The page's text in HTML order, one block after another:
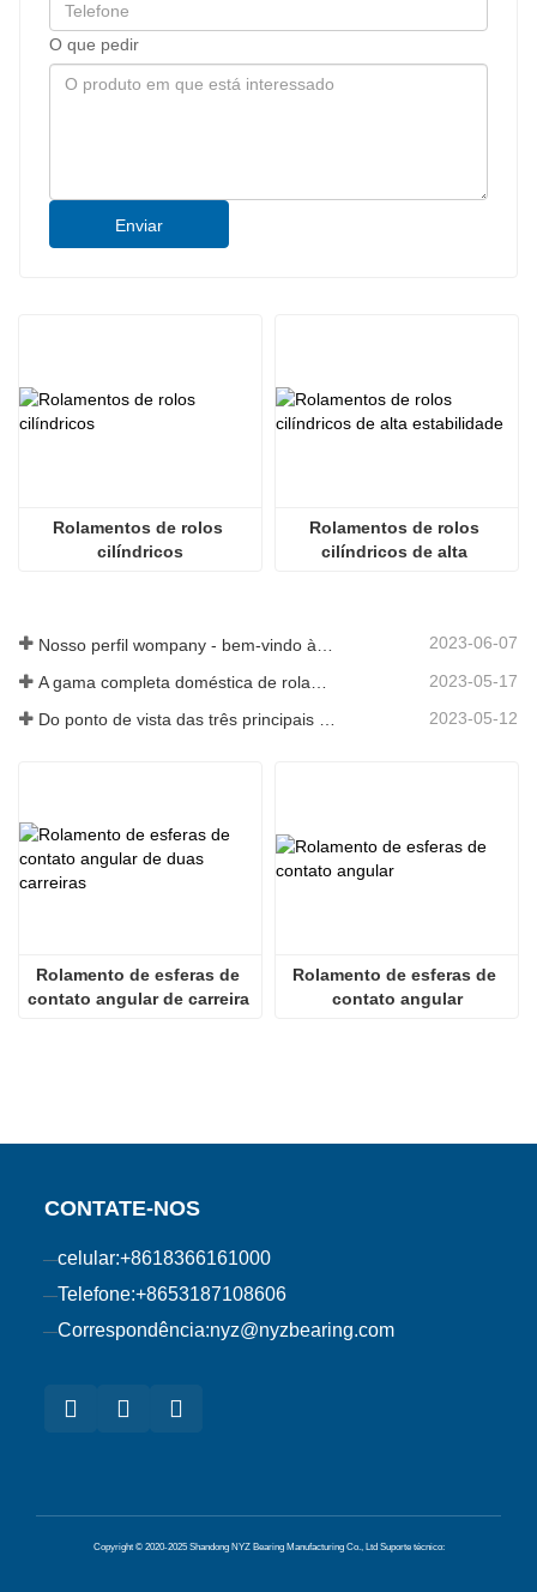
O que pedir
Enviar
Rolamentos de rolos
cilíndricos
Rolamentos de rolos
cilíndricos de alta
2023-06-07
2023-05-17
Do ponto de vista das três principais indústrias, a economia se estabilizou e se recuperou no primeiro trimestre 2023-05-12
Rolamento de esferas de
contato angular de carreira
Rolamento de esferas de
contato angular
CONTATE-NOS
celular:+8618366161000
Telefone:+8653187108606
Correspondência:nyz@nyzbearing.com
Copyright © 2020-2025 Shandong NYZ Bearing Manufacturing Co., Ltd Suporte técnico: